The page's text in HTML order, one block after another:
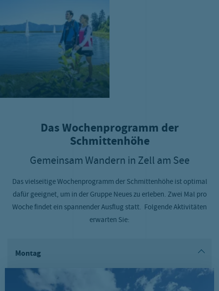
Das Wochenprogramm der
Schmittenhöhe
Gemeinsam Wandern in Zell am See
Das vielseitige Wochenprogramm der Schmittenhöhe ist optimal
dafür geeignet, um in der Gruppe Neues zu erleben. Zwei Mal pro
Woche findet ein spannender Ausflug statt. Folgende Aktivitäten
erwarten Sie:
Montag